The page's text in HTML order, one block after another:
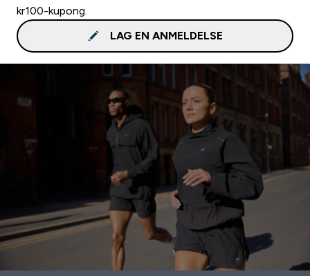
kr100-kupong.
LAG EN ANMELDELSE